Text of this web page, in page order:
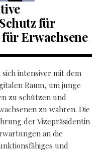
für
Erwachsene
sich intensiver mit dem
Raum, um junge
zu schützen und
zu wahren. Die
der Vizepräsidentin
an die
und